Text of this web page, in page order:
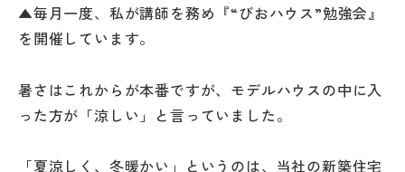
▲毎月一度、私が講師を務め『“びおハウス”勉強会』
を開催しています。
暑さはこれからが本番ですが、モデルハウスの中に入
った方が「涼しい」と言っていました。
「夏涼しく、冬暖かい」というのは、当社の新築住宅